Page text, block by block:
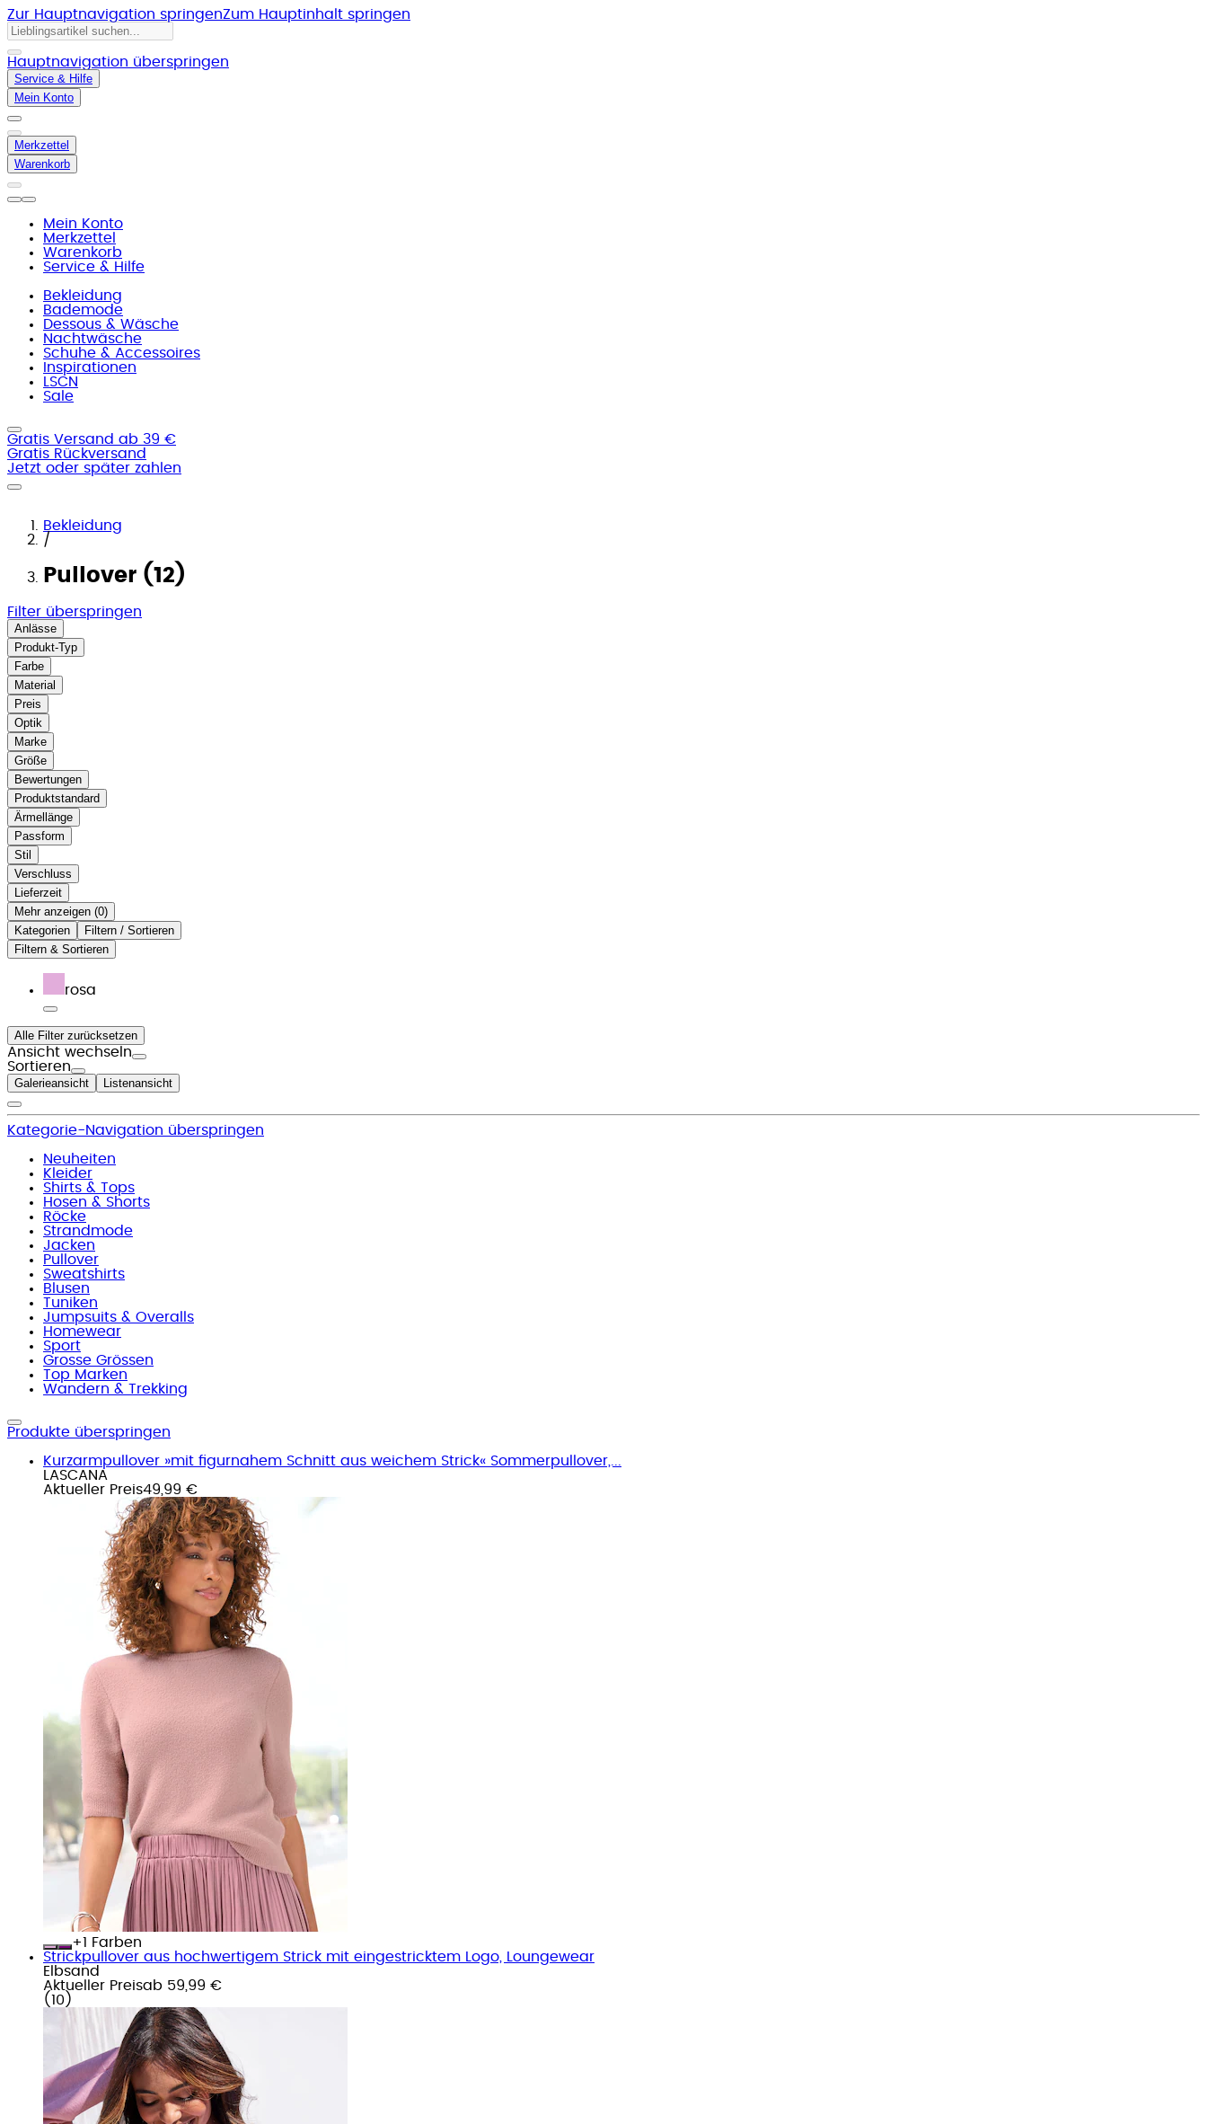
Zur Hauptnavigation springenZum Hauptinhalt springen
Hauptnavigation überspringen
Service & Hilfe
Mein Konto
Merkzettel
Warenkorb
Mein Konto
Merkzettel
Warenkorb
Service & Hilfe
Bekleidung
Bademode
Dessous & Wäsche
Nachtwäsche
Schuhe & Accessoires
Inspirationen
LSCN
Sale
Gratis Versand ab 39 €
Gratis Rückversand
Jetzt oder später zahlen
Bekleidung
/
Pullover (12)
Filter überspringen
Anlässe
Produkt-Typ
Farbe
Material
Preis
Optik
Marke
Größe
Bewertungen
Produktstandard
Ärmellänge
Passform
Stil
Verschluss
Lieferzeit
Mehr anzeigen ( )
Kategorien
Filtern / Sortieren
Filtern & Sortieren
rosa
Alle Filter zurücksetzen
Ansicht wechseln
Sortieren
Galerieansicht Listenansicht
Kategorie-Navigation überspringen
Neuheiten
Kleider
Shirts & Tops
Hosen & Shorts
Röcke
Strandmode
Jacken
Pullover
Sweatshirts
Blusen
Tuniken
Jumpsuits & Overalls
Homewear
Sport
Grosse Grössen
Top Marken
Wandern & Trekking
Produkte überspringen
Kurzarmpullover »mit figurnahem Schnitt aus weichem Strick« Sommerpullover,...
LASCANA
Aktueller Preis49,99 €
+
Farben
Strickpullover aus hochwertigem Strick mit eingestricktem Logo, Loungewear
Elbsand
Aktueller Preisab 59,99 €
( 10 )